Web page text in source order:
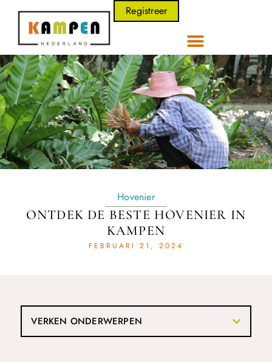
Registreer
Hovenier
ONTDEK DE BESTE HOVENIER IN
KAMPEN
FEBRUARI 21, 2024
VERKEN ONDERWERPEN